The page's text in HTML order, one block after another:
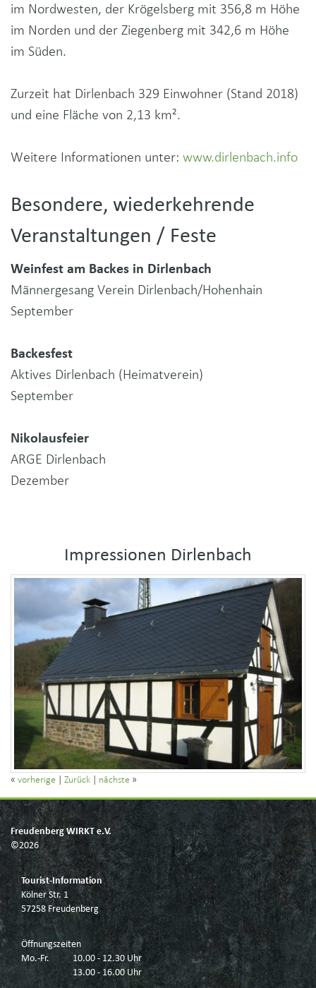
im Nordwesten, der Krögelsberg mit 356,8 m Höhe
im Norden und der Ziegenberg mit 342,6 m Höhe
im Süden.
Zurzeit hat Dirlenbach 329 Einwohner (Stand 2018)
und eine Fläche von 2,13 km².
Weitere Informationen unter: www.dirlenbach.info
Besondere, wiederkehrende
Veranstaltungen / Feste
Weinfest am Backes in Dirlenbach
Männergesang Verein Dirlenbach/Hohenhain
September
Backesfest
Aktives Dirlenbach (Heimatverein)
September
Nikolausfeier
ARGE Dirlenbach
Dezember
Impressionen Dirlenbach
« vorherige Zurück nächste »
Freudenberg WIRKT e.V.
©2026
Tourist-Information
Kölner Str. 1
57258 Freudenberg
Öffnungszeiten
Mo.-Fr.
10.00 - 12.30 Uhr
13.00 - 16.00 Uhr